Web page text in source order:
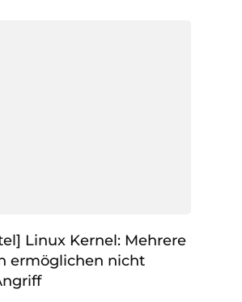
Linux Kernel: Mehrere
ermöglichen nicht